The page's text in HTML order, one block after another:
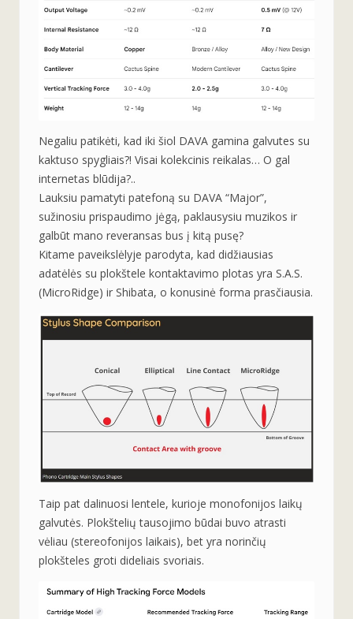
Negaliu patikėti, kad iki šiol DAVA gamina galvutes su
kaktuso spygliais?! Visai kolekcinis reikalas… O gal
internetas blūdija?..
Lauksiu pamatyti patefoną su DAVA “Major”,
sužinosiu prispaudimo jėgą, paklausysiu muzikos ir
galbūt mano reveransas bus į kitą pusę?
Kitame paveikslėlyje parodyta, kad didžiausias
adatėlės su plokštele kontaktavimo plotas yra S.A.S.
(MicroRidge) ir Shibata, o konusinė forma prasčiausia.
Taip pat dalinuosi lentele, kurioje monofonijos laikų
galvutės. Plokštelių tausojimo būdai buvo atrasti
vėliau (stereofonijos laikais), bet yra norinčių
plokšteles groti dideliais svoriais.